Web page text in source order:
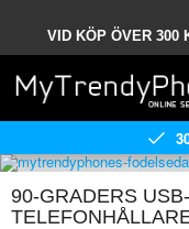
VID KÖP ÖVER 300
90-GRADERS